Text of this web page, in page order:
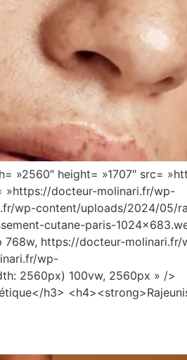
»2560″ height= »1707″ src=
»https://docteur-molinari.fr/wp-
wp-content/uploads/2024/05/
cutane-paris-
https://docteur-molinari.fr/
wp-
2560px) 100vw, 2560px » />
h3>